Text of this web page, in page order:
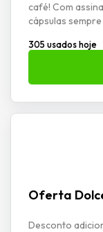
café! Com
cápsulas
305 usados hoje
Oferta
Desconto